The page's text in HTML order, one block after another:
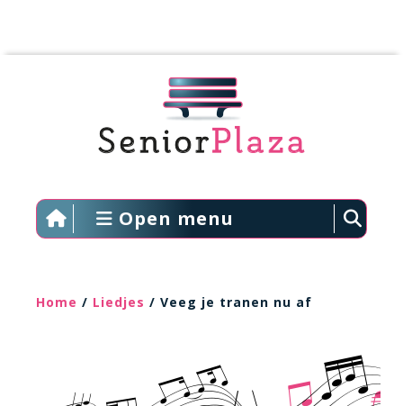
Open menu
Home / Liedjes / Veeg je tranen nu af